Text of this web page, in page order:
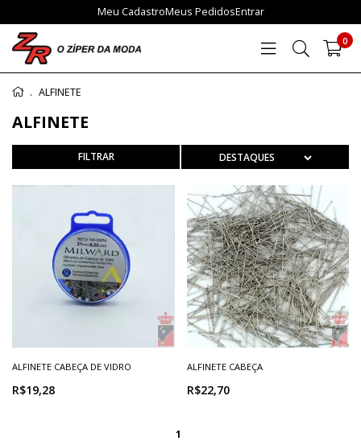
Meu CadastroMeus PedidosEntrar
0
ALFINETE
ALFINETE
ALFINETE CABEÇA DE VIDRO
R$19,28
ALFINETE CABEÇA
R$22,70
1